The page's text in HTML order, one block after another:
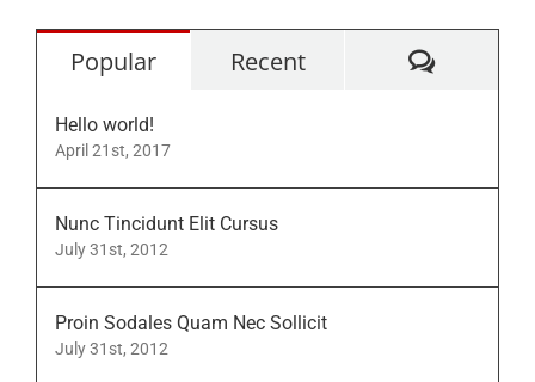
Popular Recent
Hello world!
April 21st, 2017
Nunc Tincidunt Elit Cursus
July 31st, 2012
Proin Sodales Quam Nec Sollicit
July 31st, 2012